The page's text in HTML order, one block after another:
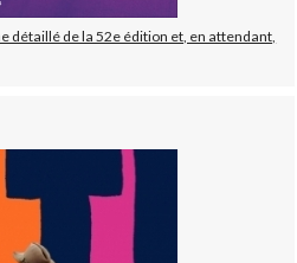
détaillé de la 52e édition et, en attendant,